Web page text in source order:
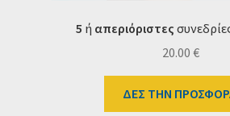
5 ή απεριόριστες
20.00 €
ΔΕΣ ΤΗΝ